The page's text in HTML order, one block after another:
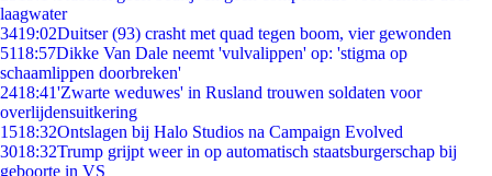
laagwater
3419:02Duitser (93) crasht met quad tegen boom, vier gewonden
5118:57Dikke Van Dale neemt 'vulvalippen' op: 'stigma op
schaamlippen doorbreken'
2418:41'Zwarte weduwes' in Rusland trouwen soldaten voor
overlijdensuitkering
1518:32Ontslagen bij Halo Studios na Campaign Evolved
3018:32Trump grijpt weer in op automatisch staatsburgerschap bij
geboorte in VS